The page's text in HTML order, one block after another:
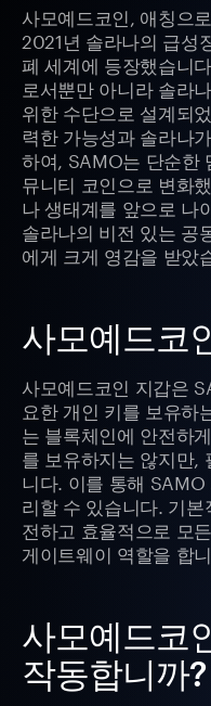
사모예드코인, 애칭으
2021년 솔라나의 급성
폐 세계에 등장했습니
로서뿐만 아니라 솔라
위한 수단으로 설계되
력한 가능성과 솔라나
하여, SAMO는 단순한
뮤니티 코인으로 변화
나 생태계를 앞으로 나
솔라나의 비전 있는 공
에게 크게 영감을 받았
사모예드코
사모예드코인 지갑은
요한 개인 키를 보유하
는 블록체인에 안전하
를 보유하지는 않지만,
니다. 이를 통해
리할 수 있습니다. 기
전하고 효율적으로 모
게이트웨이 역할을 합
사모예드코
작동합니까?